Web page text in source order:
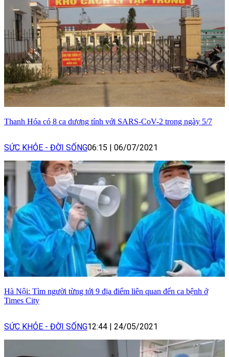
Thanh Hóa có 8 ca dương tính với SARS-CoV-2 trong ngày 5/7
SỨC KHỎE - ĐỜI SỐNG06:15 | 06/07/2021
Hà Nội: Tìm người từng tới 9 địa điểm liên quan đến ca bệnh ở
Times City
SỨC KHỎE - ĐỜI SỐNG12:44 | 24/05/2021